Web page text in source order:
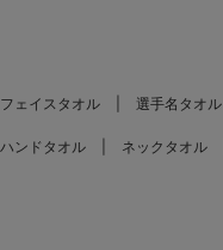
フェイスタオル 選手名タオル
ハンドタオル ネックタオル